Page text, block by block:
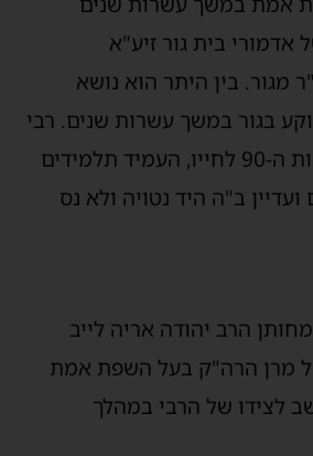
בית גור זיע"א
מגור. בין היתר הוא נושא
בגור במשך עשרות שנים. רבי
איצ'ה רוזמרין, בשנות ה-90 לחייו, העמיד תלמידים
ב"ה היד נטויה ולא נס
הרב יהודה אריה לייב
של מרן הרה"ק בעל השפת אמת
לצידו של הרבי במהלך